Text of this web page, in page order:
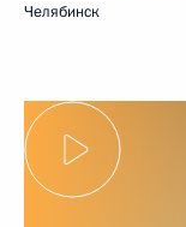
Челябинск